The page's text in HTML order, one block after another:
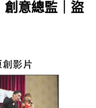
創意總監｜盜